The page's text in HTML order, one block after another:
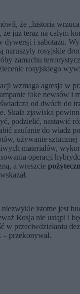
że „historia wrzuca
że już teraz na całym
dywersji i sabotażu.
naruszyły rosyjskie
zamachu
rosyjskiego
wzmaga agresja w
fake newsów i
od dwóch do
Skala zjawiska
podzielić, nastawić
zaufanie do władz
używanie
materiałów,
operacji
a wreszcie
istotne jest
Rosja nie ustąpi i
w przeciwdziałaniu
przekonywał.